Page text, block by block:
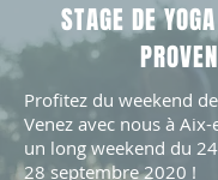
STAGE DE
Profitez du weekend
Venez avec nous à
un long weekend du
28 septembre 2020 !